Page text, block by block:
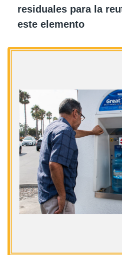
residuales para la
este elemento